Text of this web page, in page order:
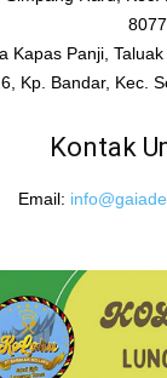
8077
Kapas Panji,
Kp. Bandar, Kec.
Kontak
Email: